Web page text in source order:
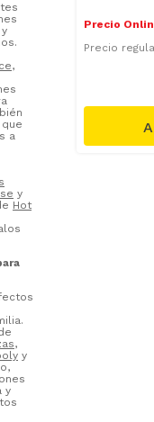
,
que
a
y
Hot
,
y
y
Precio
Precio